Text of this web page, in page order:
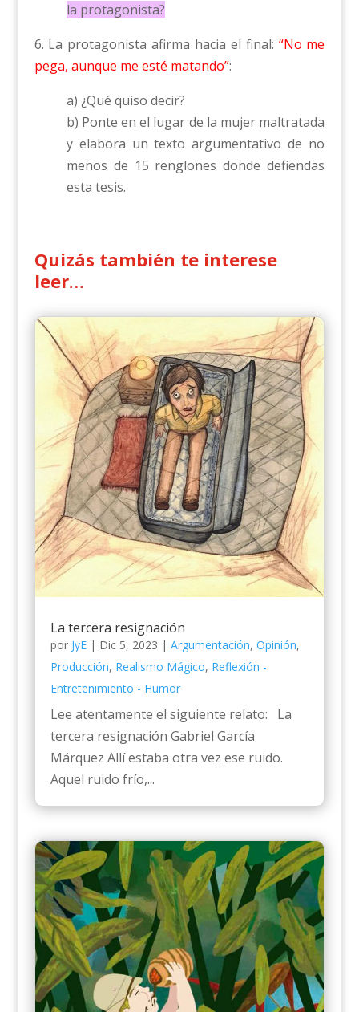
la protagonista?
6. La protagonista afirma hacia el final: “No me
pega, aunque me esté matando”:
a) ¿Qué quiso decir?
b) Ponte en el lugar de la mujer maltratada
y elabora un texto argumentativo de no
menos de 15 renglones donde defiendas
esta tesis.
Quizás también te interese
leer…
La tercera resignación
por JyE| Dic 5, 2023 | Argumentación, Opinión,
Producción, Realismo Mágico, Reflexión -
Entretenimiento - Humor
Lee atentamente el siguiente relato: La
tercera resignación Gabriel García
Márquez Allí estaba otra vez ese ruido.
Aquel ruido frío,...